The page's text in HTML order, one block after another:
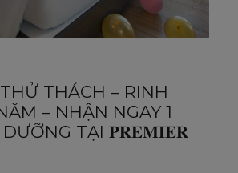
THÁCH – RINH
– NHẬN NGAY 1
TẠI 𝐏𝐑𝐄𝐌𝐈𝐄𝐑